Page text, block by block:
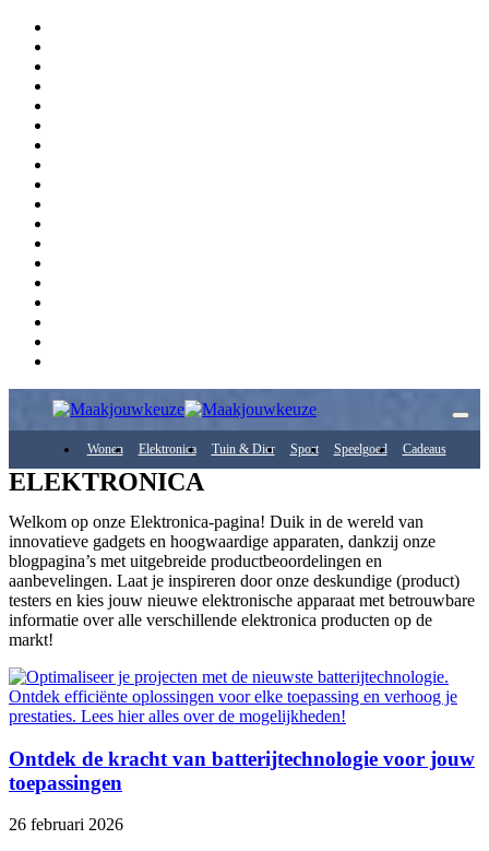
Wonen Elektronica Tuin & Dier Sport Speelgoed Cadeaus
ELEKTRONICA
Welkom op onze Elektronica-pagina! Duik in de wereld van
innovatieve gadgets en hoogwaardige apparaten, dankzij onze
blogpagina’s met uitgebreide productbeoordelingen en
aanbevelingen. Laat je inspireren door onze deskundige (product)
testers en kies jouw nieuwe elektronische apparaat met betrouwbare
informatie over alle verschillende elektronica producten op de
markt!
Ontdek de kracht van batterijtechnologie voor jouw
toepassingen
26 februari 2026